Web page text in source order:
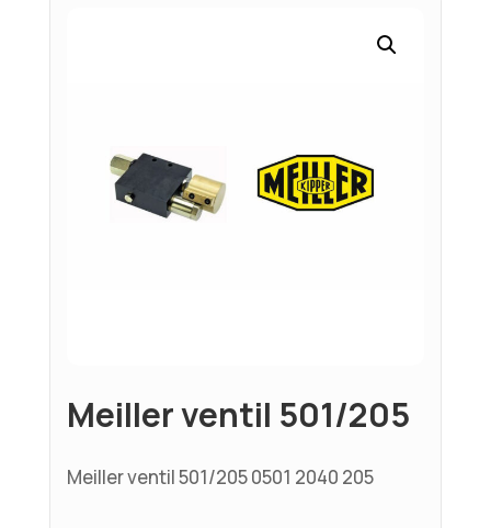
Meiller ventil 501/205
Meiller ventil 501/205 0501 2040 205